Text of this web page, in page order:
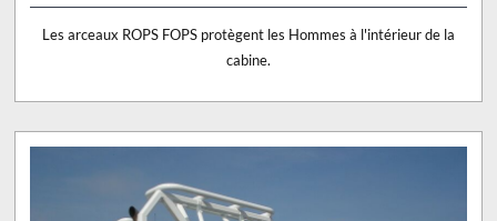
Les arceaux ROPS FOPS protègent les Hommes à l'intérieur de la
cabine.